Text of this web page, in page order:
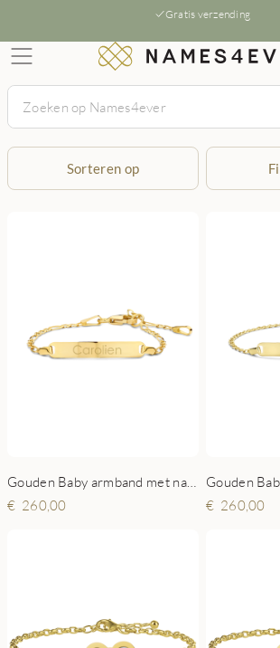
Gratis verzending
Sorteren op
Gouden Baby armband met naamgravure Figaro
260,00
260,00